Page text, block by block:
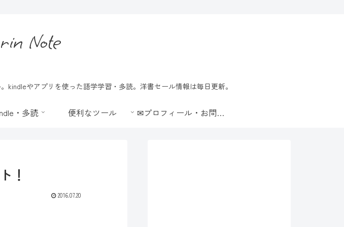
Note
やアプリを使った語学学習・多読。洋書セール情報は毎日更新。
・多読 便利なツール ✉プロフィール・お問合せ
！
2016.07.20